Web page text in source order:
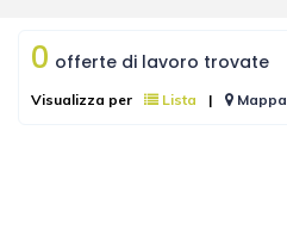
0 offerte di lavoro trovate
Visualizza per Lista | Mappa